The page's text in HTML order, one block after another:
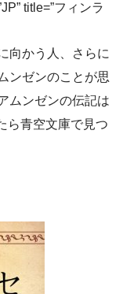
title=”フィンラ
向かう人、さらに
ンゼンのことが思
ムンゼンの伝記は
ら青空文庫で見つ